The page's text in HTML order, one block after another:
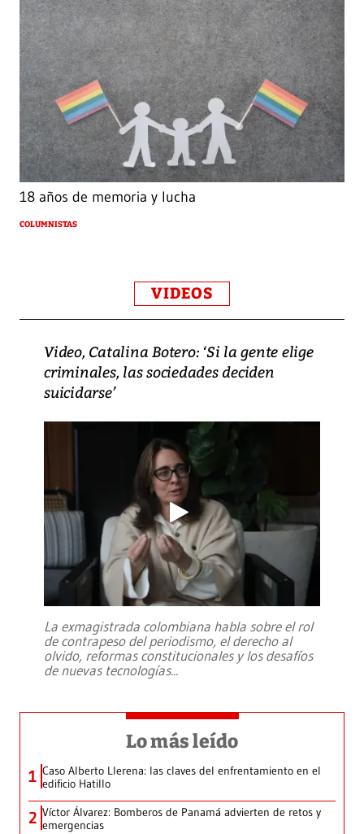
18 años de memoria y lucha
COLUMNISTAS
VIDEOS
Video, Catalina Botero: ‘Si la gente elige
criminales, las sociedades deciden
suicidarse’
La exmagistrada colombiana habla sobre el rol
de contrapeso del periodismo, el derecho al
olvido, reformas constitucionales y los desafíos
de nuevas tecnologías...
Lo más leído
1 Caso Alberto Llerena: las claves del enfrentamiento en el
edificio Hatillo
2 Víctor Álvarez: Bomberos de Panamá advierten de retos y
emergencias